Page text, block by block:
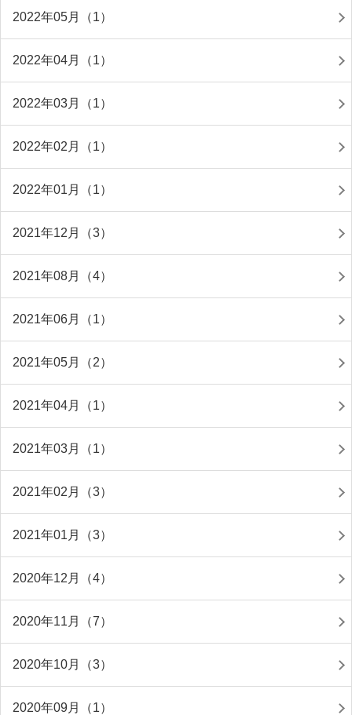
2022年05月（1）
2022年04月（1）
2022年03月（1）
2022年02月（1）
2022年01月（1）
2021年12月（3）
2021年08月（4）
2021年06月（1）
2021年05月（2）
2021年04月（1）
2021年03月（1）
2021年02月（3）
2021年01月（3）
2020年12月（4）
2020年11月（7）
2020年10月（3）
2020年09月（1）